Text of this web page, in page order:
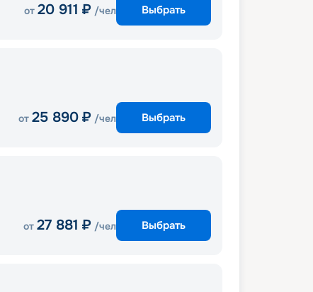
от 20 911 ₽ /чел Выбрать
от 25 890 ₽ /чел Выбрать
от 27 881 ₽ /чел Выбрать